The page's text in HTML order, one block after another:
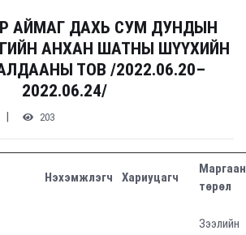
АЙМАГ ДАХЬ СУМ ДУНДЫН
АНХАН ШАТНЫ ШҮҮХИЙН
ТОВ /2022.06.20–
2022.06.24/
| 203
Нэхэмжлэгч Хариуцагч
төрөл
Зээлийн